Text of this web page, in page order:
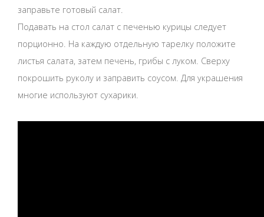
заправьте готовый салат.
Подавать на стол салат с печенью курицы следует
порционно. На каждую отдельную тарелку положите
листья салата, затем печень, грибы с луком. Сверху
покрошить руколу и заправить соусом. Для украшения
многие используют сухарики.